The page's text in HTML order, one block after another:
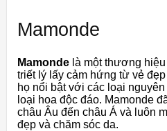
Mamonde
Mamonde là một thương
triết lý lấy cảm hứng từ vẻ
họ nổi bật với các loại
loại hoa độc đáo. Mamonde
châu Âu đến châu Á và luôn
đẹp và chăm sóc da.